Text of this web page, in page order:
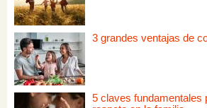
3 grandes ventajas de
5 claves fundamentales